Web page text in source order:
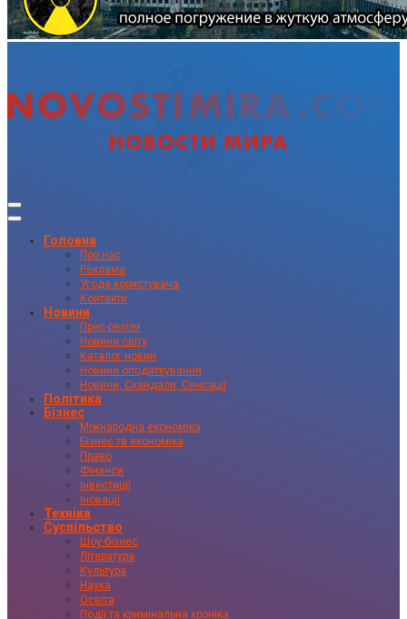
Головна
Про нас
Реклама
Угода користувача
Контакти
Новини
Прес-релізи
Новини світу
Каталог новин
Новини оподаткування
Новини, Скандали, Сенсації
Політика
Бізнес
Міжнародна економіка
Бізнес та економіка
Право
Фінанси
Інвестиції
Іновації
Техніка
Суспільство
Шоу-бізнес
Література
Культура
Наука
Освіта
Події та кримінальна хроніка